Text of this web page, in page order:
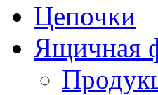
Цепочки
Ящичная